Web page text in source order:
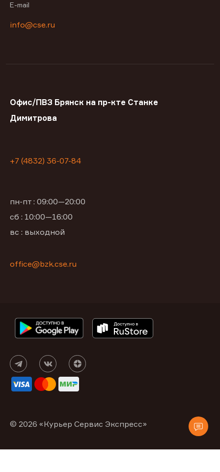
E-mail
info@cse.ru
Офис/ПВЗ Брянск на пр-кте Станке
Димитрова
+7 (4832) 36-07-84
пн-пт : 09:00—20:00
сб : 10:00—16:00
вс : выходной
office@bzk.cse.ru
© 2026 «Курьер Сервис Экспресс»